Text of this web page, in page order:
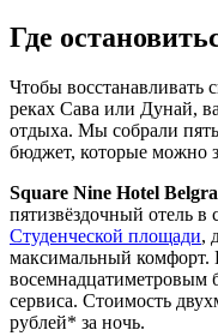
Где
Чтобы восстанавливать
реках Сава или Дунай,
отдыха. Мы собрали
бюджет, которые можно
Square Nine Hotel
пятизвёздочный отель в
Студенческой площади,
максимальный комфорт.
восемнадцатиметровым
сервиса. Стоимость
рублей* за ночь.